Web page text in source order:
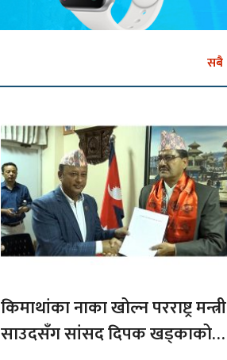
सबै
किमाथांका नाका खोल्न परराष्ट्र मन्त्री
साउदसँग सांसद दिपक खड्काको